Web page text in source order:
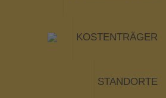
KOSTENTRÄGER
STANDORTE